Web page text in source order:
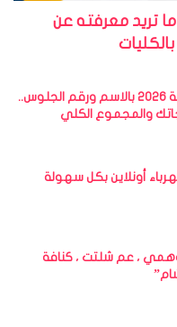
العامة 2026.. كل ما تريد معرفته عن
نتيجة الثانوية العامة 2026 بالاسم ورقم الجلوس..
والمجموع الكلي
أونلاين بكل سهولة
وهمي ، عم شلتت ، كنافة